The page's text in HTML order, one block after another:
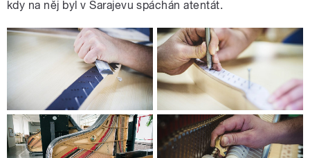
kdy na něj byl v Sarajevu spáchán atentát.